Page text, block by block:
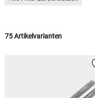
75 Artikelvarianten